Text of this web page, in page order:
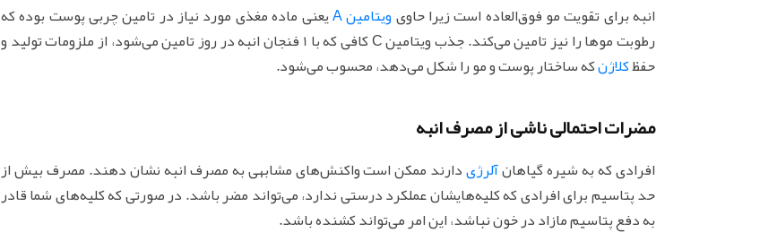
انبه برای تقویت مو فوق‌العاده است زیرا حاویویتامین A یعنی ماده مغذی مورد نیاز در تامین چربی پوست بوده که
رطوبت موها را نیز تامین می‌کند. جذب ویتامین C کافی که با 1 فنجان انبه در روز تامین می‌شود، از ملزومات تولید و
حفظکلاژن‌ که ساختار پوست و مو را شکل می‌دهد، محسوب می‌شود.
مضرات احتمالی ناشی از مصرف انبه
افرادی که به شیره گیاهانآلرژیدارند ممکن است واکنش‌های مشابهی به مصرف انبه نشان دهند. مصرف بیش از
حد پتاسیم برای افرادی که کلیه‌هایشان عملکرد درستی ندارد، می‌تواند مضر باشد. در صورتی که کلیه‌های شما قادر
به دفع پتاسیم مازاد در خون نباشد، این امر می‌تواند کشنده باشد.